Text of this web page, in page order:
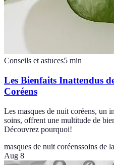
Conseils et astuces5 min
Les Bienfaits Inattendus
Coréens
Les masques de nuit coréens, un
soins, offrent une multitude de
Découvrez pourquoi!
masques de nuit coréenssoins de
Aug 8